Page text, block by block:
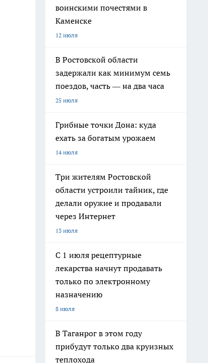
воинскими почестями в
Каменске
12 июля
В Ростовской области
задержали как минимум семь
поездов, часть — на два часа
25 июля
Грибные точки Дона: куда
ехать за богатым урожаем
14 июля
Три жителям Ростовской
области устроили тайник, где
делали оружие и продавали
через Интернет
13 июля
С 1 июля рецептурные
лекарства начнут продавать
только по электронному
назначению
8 июля
В Таганрог в этом году
прибудут только два круизных
теплохода